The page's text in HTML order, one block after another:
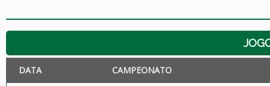
DATA CAMPEONATO